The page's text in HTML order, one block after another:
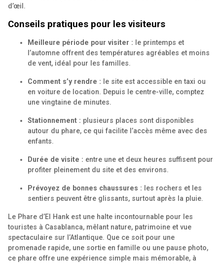
d’œil.
Conseils pratiques pour les visiteurs
Meilleure période pour visiter : le printemps et
l’automne offrent des températures agréables et moins
de vent, idéal pour les familles.
Comment s’y rendre : le site est accessible en taxi ou
en voiture de location. Depuis le centre-ville, comptez
une vingtaine de minutes.
Stationnement : plusieurs places sont disponibles
autour du phare, ce qui facilite l’accès même avec des
enfants.
Durée de visite : entre une et deux heures suffisent pour
profiter pleinement du site et des environs.
Prévoyez de bonnes chaussures :
les rochers et les
sentiers peuvent être glissants, surtout après la pluie.
Le Phare d’El Hank est une halte incontournable pour les
touristes à Casablanca, mêlant nature, patrimoine et vue
spectaculaire sur l’Atlantique. Que ce soit pour une
promenade rapide, une sortie en famille ou une pause photo,
ce phare offre une expérience simple mais mémorable, à